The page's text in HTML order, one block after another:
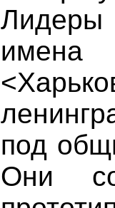
Лидеры
имена
под
Они